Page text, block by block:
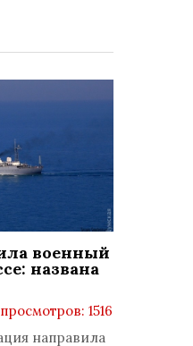
военный
названа
просмотров: 1516
направила